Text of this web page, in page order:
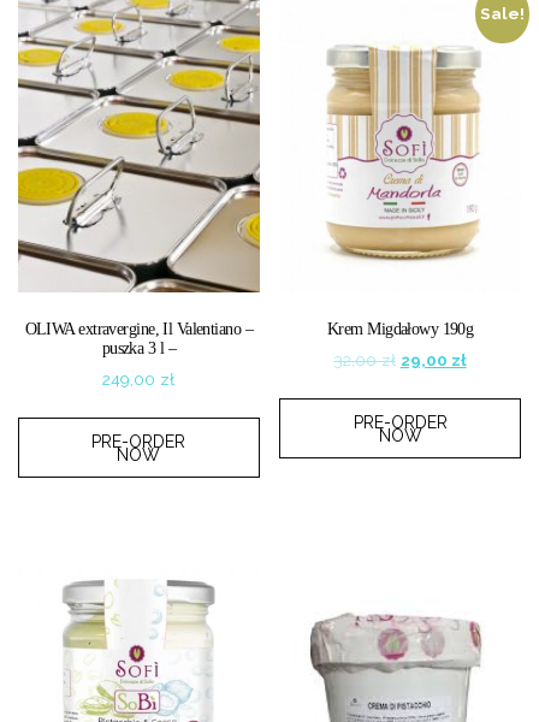
OLIWA extravergine, Il Valentiano –
puszka 3 l –
249,00 zł
PRE-ORDER
NOW
Sale!
Krem Migdałowy 190g
32,00zł Original
32,00 zł.
29,00 złCurrent
PRE-ORDER
NOW